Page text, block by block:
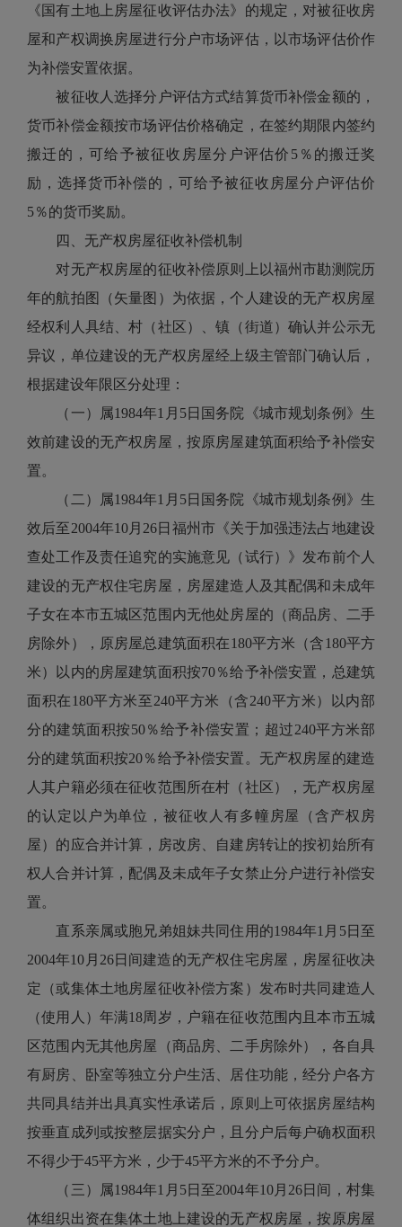
《国有土地上房屋征收评估办法》的规定，对被征收房
屋和产权调换房屋进行分户市场评估，以市场评估价作
为补偿安置依据。
被征收人选择分户评估方式结算货币补偿金额的，
货币补偿金额按市场评估价格确定，在签约期限内签约
搬迁的，可给予被征收房屋分户评估价5％的搬迁奖
励，选择货币补偿的，可给予被征收房屋分户评估价
5％的货币奖励。
四、无产权房屋征收补偿机制
对无产权房屋的征收补偿原则上以福州市勘测院历
年的航拍图（矢量图）为依据，个人建设的无产权房屋
经权利人具结、村（社区）、镇（街道）确认并公示无
异议，单位建设的无产权房屋经上级主管部门确认后，
根据建设年限区分处理：
（一）属1984年1月5日国务院《城市规划条例》生
效前建设的无产权房屋，按原房屋建筑面积给予补偿安
置。
（二）属1984年1月5日国务院《城市规划条例》生
效后至2004年10月26日福州市《关于加强违法占地建设
查处工作及责任追究的实施意见（试行）》发布前个人
建设的无产权住宅房屋，房屋建造人及其配偶和未成年
子女在本市五城区范围内无他处房屋的（商品房、二手
房除外），原房屋总建筑面积在180平方米（含180平方
米）以内的房屋建筑面积按70％给予补偿安置，总建筑
面积在180平方米至240平方米（含240平方米）以内部
分的建筑面积按50％给予补偿安置；超过240平方米部
分的建筑面积按20％给予补偿安置。无产权房屋的建造
人其户籍必须在征收范围所在村（社区），无产权房屋
的认定以户为单位，被征收人有多幢房屋（含产权房
屋）的应合并计算，房改房、自建房转让的按初始所有
权人合并计算，配偶及未成年子女禁止分户进行补偿安
置。
直系亲属或胞兄弟姐妹共同住用的1984年1月5日至
2004年10月26日间建造的无产权住宅房屋，房屋征收决
定（或集体土地房屋征收补偿方案）发布时共同建造人
（使用人）年满18周岁，户籍在征收范围内且本市五城
区范围内无其他房屋（商品房、二手房除外），各自具
有厨房、卧室等独立分户生活、居住功能，经分户各方
共同具结并出具真实性承诺后，原则上可依据房屋结构
按垂直成列或按整层据实分户，且分户后每户确权面积
不得少于45平方米，少于45平方米的不予分户。
（三）属1984年1月5日至2004年10月26日间，村集
体组织出资在集体土地上建设的无产权房屋，按原房屋